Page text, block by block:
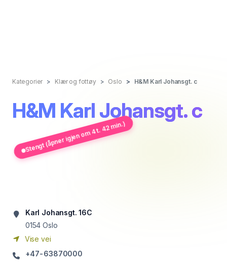
Kategorier Klær og fottøy Oslo H&M Karl Johansgt. c
H&M Karl Johansgt. c
Stengt (åpner igjen om 4 t. 42 min.)
Karl Johansgt. 16C
0154 Oslo
Vise vei
+47-63870000